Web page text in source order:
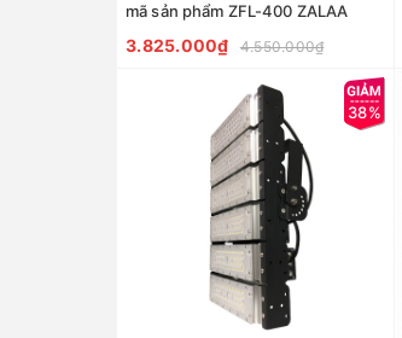
mã sản phẩm ZFL-400 ZALAA
3.825.000₫ 4.550.000₫
38%